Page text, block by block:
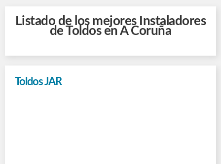
Listado de los mejores Instaladores
de Toldos en A Coruña
Toldos JAR